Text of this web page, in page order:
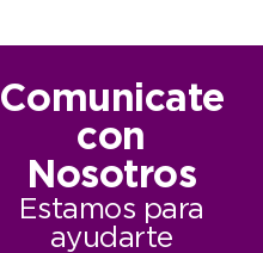
Comunicate
con
Nosotros
Estamos para
ayudarte